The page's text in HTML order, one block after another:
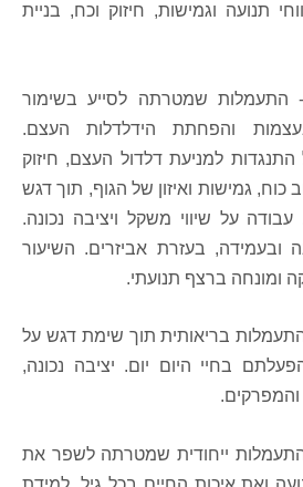
תנועה וגמישות, חיזוק וכח, בניית
- התעמלות שמטרתה לסייע בשימור
והפחתת הידלדלות העצם.
למניעת דלדול העצם, חיזוק
כוח, גמישות ואיזון של הגוף, תוך דגש
על שיווי משקל ויציבה נכונה.
ובעמידה, בעזרת אביזרים. השיעור
ומונחה ברצף תנועתי.
בריאותית תוך שימת דגש על
בחיי היום יום. יציבה נכונה,
והמפרקים.
ייחודית שמטרתה לשפר את